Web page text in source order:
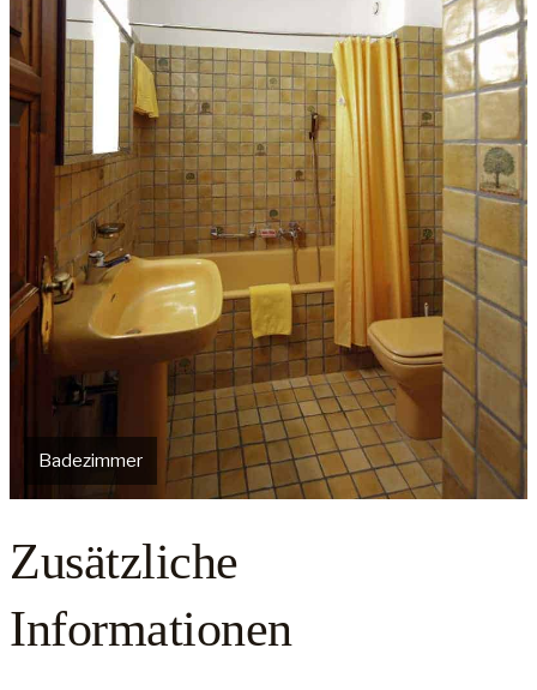
Badezimmer
Zusätzliche
Informationen